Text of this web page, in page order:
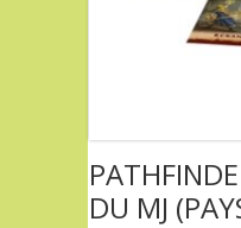
DU MJ